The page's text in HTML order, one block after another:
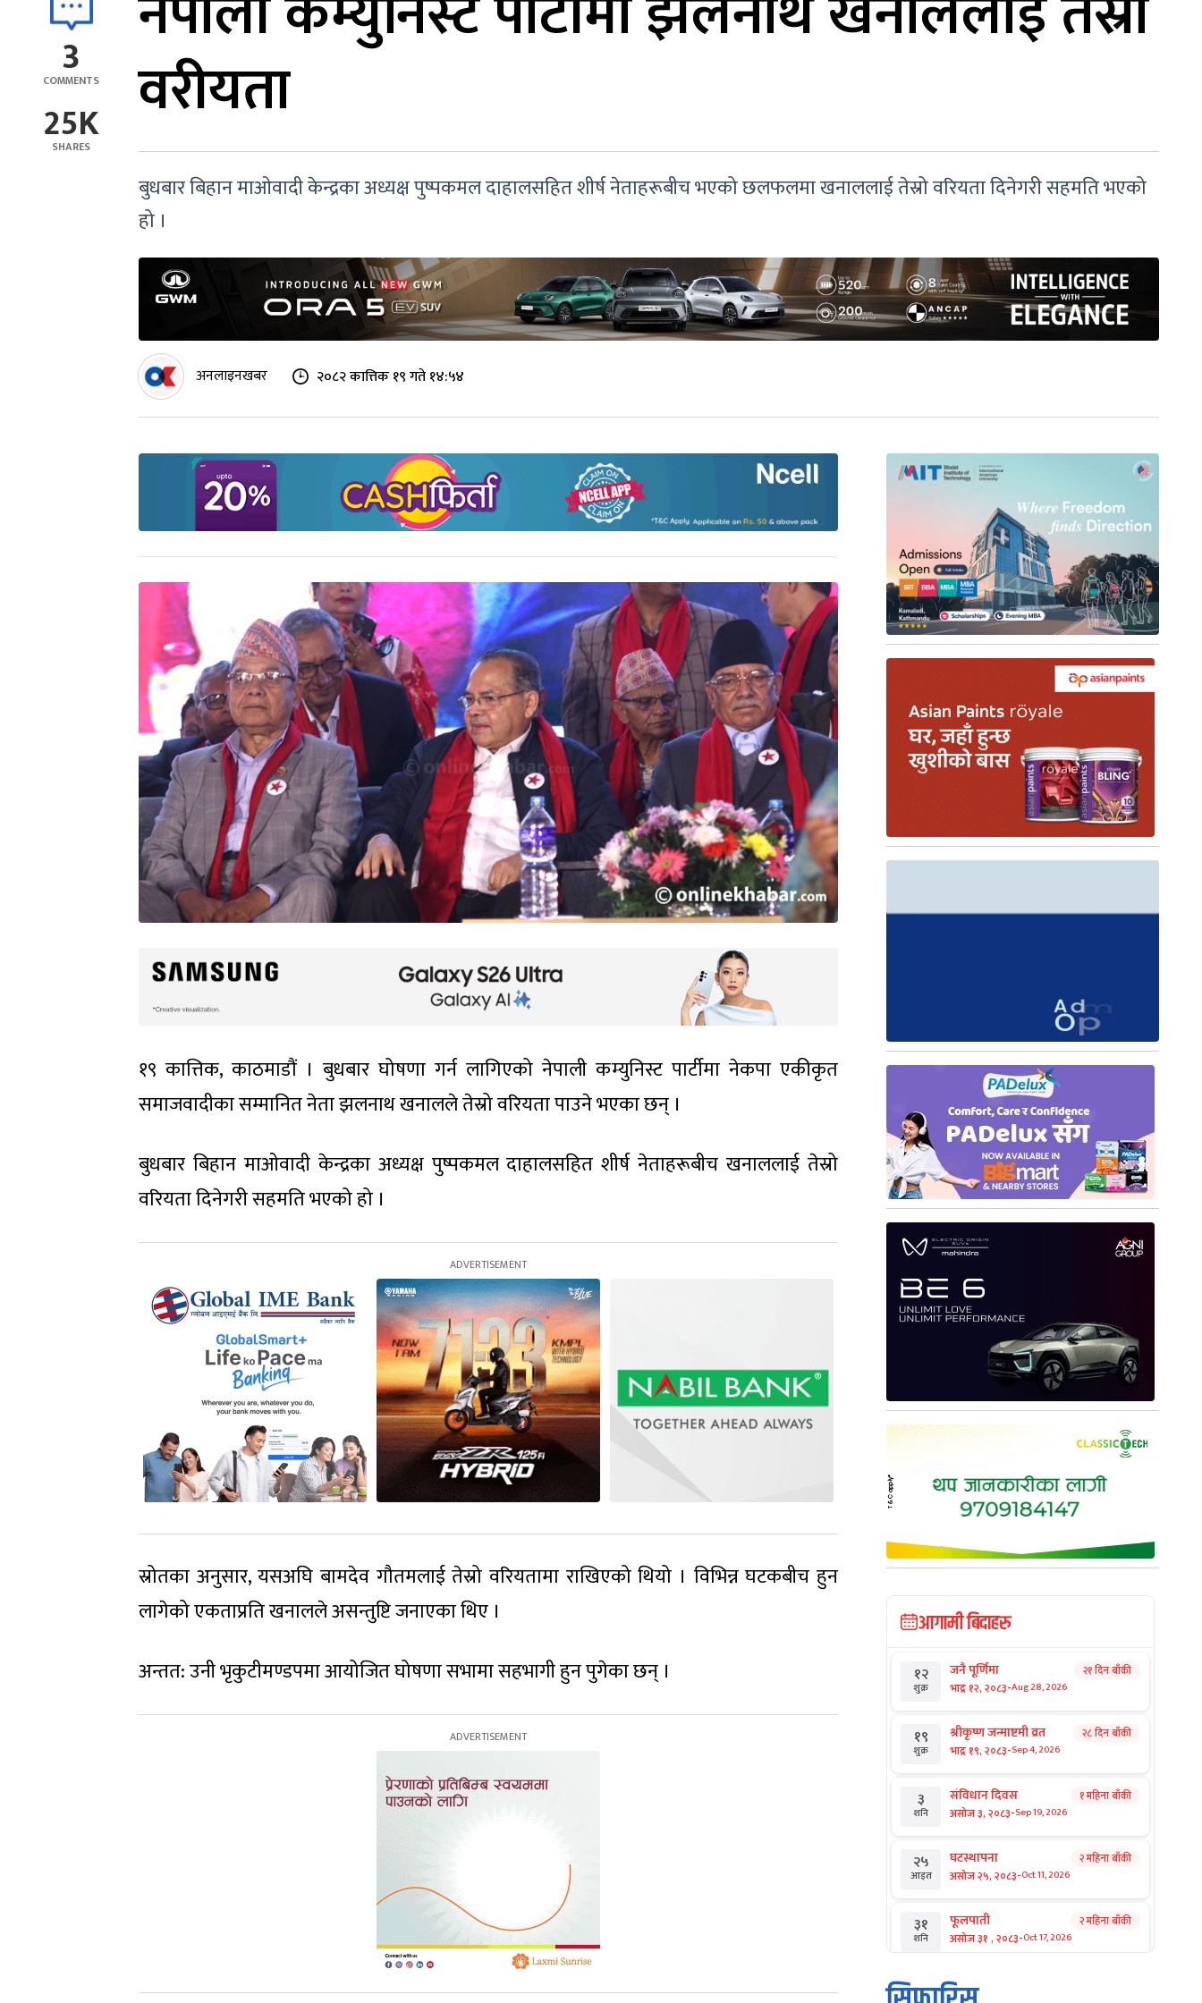
3
COMMENTS
25K
SHARES
वरीयता
बुधबार बिहान माओवादी केन्द्रका अध्यक्ष पुष्पकमल दाहालसहित शीर्ष नेताहरूबीच भएको छलफलमा खनाललाई तेस्रो वरियता दिनेगरी सहमति भएको
हो ।
अनलाइनखबर २०८२ कात्तिक १९ गते १४:५४
१९ कात्तिक, काठमाडौं । बुधबार घोषणा गर्न लागिएको नेपाली कम्युनिस्ट पार्टीमा नेकपा एकीकृत
समाजवादीका सम्मानित नेता झलनाथ खनालले तेस्रो वरियता पाउने भएका छन् ।
बुधबार बिहान माओवादी केन्द्रका अध्यक्ष पुष्पकमल दाहालसहित शीर्ष नेताहरूबीच खनाललाई तेस्रो
वरियता दिनेगरी सहमति भएको हो ।
स्रोतका अनुसार, यसअघि बामदेव गौतमलाई तेस्रो वरियतामा राखिएको थियो । विभिन्न घटकबीच हुन
लागेको एकताप्रति खनालले असन्तुष्टि जनाएका थिए ।
अन्तत: उनी भृकुटीमण्डपमा आयोजित घोषणा सभामा सहभागी हुन पुगेका छन् ।
आगामी बिदाहरु
१२
शुक्र
जनै पूर्णिमा
भाद्र १२, २०८३-Aug 28, 2026
२१ दिन बाँकी
१९
शुक्र
श्रीकृष्ण जन्माष्टमी व्रत
भाद्र १९, २०८३-Sep 4, 2026
२८ दिन बाँकी
३
शनि
संविधान दिवस
असोज ३, २०८३-Sep 19, 2026
१ महिना बाँकी
२५
आइत
घटस्थापना
असोज २५, २०८३-Oct 11, 2026
२ महिना बाँकी
३१
शनि
फूलपाती
असोज ३१ , २०८३-Oct 17, 2026
२ महिना बाँकी
१ कार्तिक सङ्क्रान्ति